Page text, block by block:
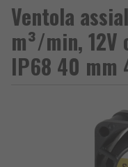
Ventola
m³/min, 12V
IP68 40 mm